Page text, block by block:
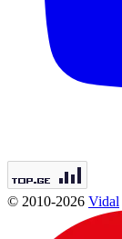
© 2010-2026 Vidal